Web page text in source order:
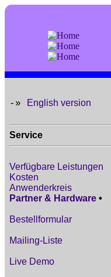
-» English version
Service
Verfügbare Leistungen
Kosten
Anwenderkreis
Partner & Hardware •
Bestellformular
Mailing-Liste
Live Demo